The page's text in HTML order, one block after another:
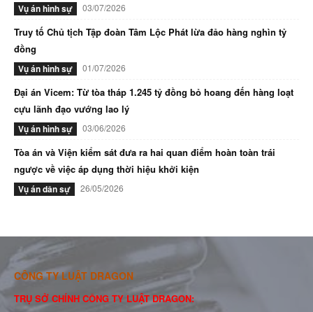
Vụ án hình sự 03/07/2026
Truy tố Chủ tịch Tập đoàn Tâm Lộc Phát lừa đảo hàng nghìn tỷ
đồng
Vụ án hình sự 01/07/2026
Đại án Vicem: Từ tòa tháp 1.245 tỷ đồng bỏ hoang đến hàng loạt
cựu lãnh đạo vướng lao lý
Vụ án hình sự 03/06/2026
Tòa án và Viện kiểm sát đưa ra hai quan điểm hoàn toàn trái
ngược về việc áp dụng thời hiệu khởi kiện
Vụ án dân sự 26/05/2026
CÔNG TY LUẬT DRAGON
TRỤ SỞ CHÍNH CÔNG TY LUẬT DRAGON: